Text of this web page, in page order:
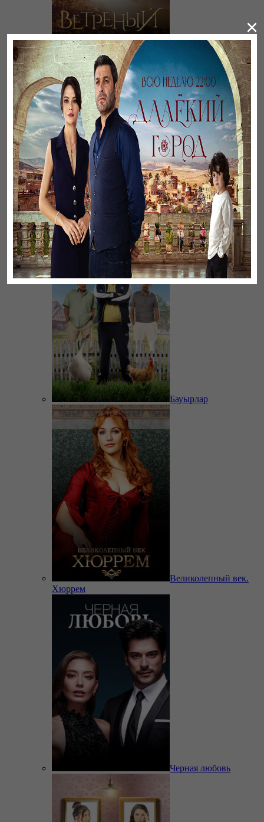
Ветреный
Листопад
Бауырлар
Великолепный век.
Хюррем
Черная любовь
×